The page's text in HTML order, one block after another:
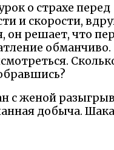
о страхе перед
и скорости,
он решает, что
обманчиво.
с женой
добыча.